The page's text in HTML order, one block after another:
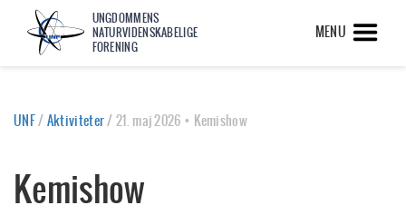
UNGDOMMENS
NATURVIDENSKABELIGE
FORENING
MENU
UNF/Aktiviteter/21. maj 2026 • Kemishow
Kemishow